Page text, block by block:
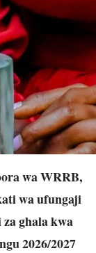
wa WRRB,
wa ufungaji
ghala kwa
2026/2027